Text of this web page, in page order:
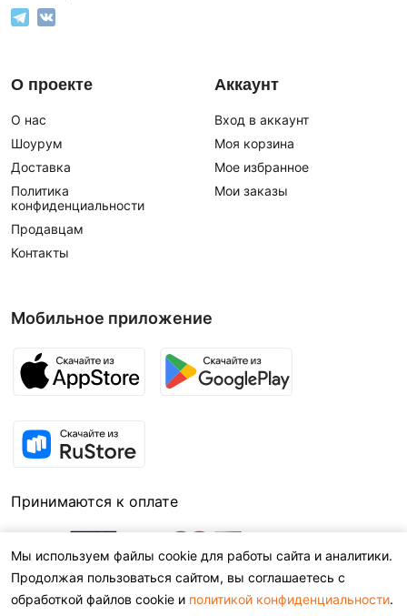
О проекте
О нас
Шоурум
Доставка
Политика
конфиденциальности
Продавцам
Контакты
Аккаунт
Вход в аккаунт
Моя корзина
Мое избранное
Мои заказы
Мобильное приложение
Принимаются к оплате
Мы используем файлы cookie для работы сайта и аналитики.
Продолжая пользоваться сайтом, вы соглашаетесь с
обработкой файлов cookie и политикой конфиденциальности.